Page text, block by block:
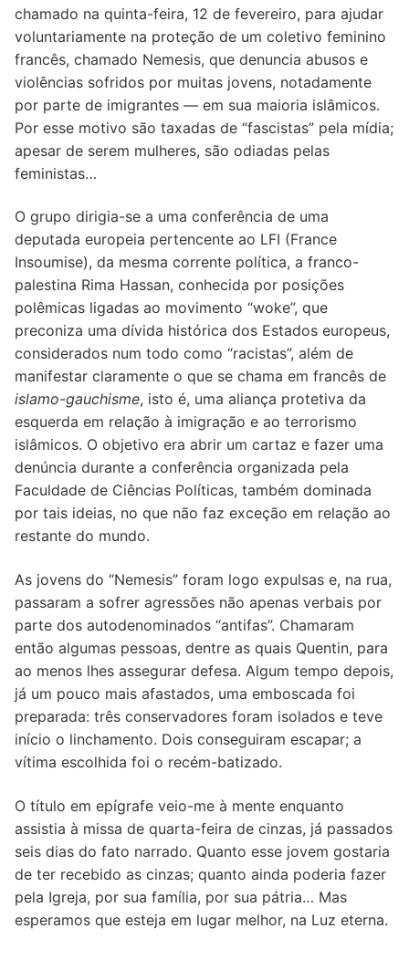
chamado na quinta-feira, 12 de fevereiro, para ajudar
voluntariamente na proteção de um coletivo feminino
francês, chamado Nemesis, que denuncia abusos e
violências sofridos por muitas jovens, notadamente
por parte de imigrantes — em sua maioria islâmicos.
Por esse motivo são taxadas de “fascistas” pela mídia;
apesar de serem mulheres, são odiadas pelas
feministas…
O grupo dirigia-se a uma conferência de uma
deputada europeia pertencente ao LFI (France
Insoumise), da mesma corrente política, a franco-
palestina Rima Hassan, conhecida por posições
polêmicas ligadas ao movimento “woke”, que
preconiza uma dívida histórica dos Estados europeus,
considerados num todo como “racistas”, além de
manifestar claramente o que se chama em francês de
islamo-gauchisme, isto é, uma aliança protetiva da
esquerda em relação à imigração e ao terrorismo
islâmicos. O objetivo era abrir um cartaz e fazer uma
denúncia durante a conferência organizada pela
Faculdade de Ciências Políticas, também dominada
por tais ideias, no que não faz exceção em relação ao
restante do mundo.
As jovens do “Nemesis” foram logo expulsas e, na rua,
passaram a sofrer agressões não apenas verbais por
parte dos autodenominados “antifas”. Chamaram
então algumas pessoas, dentre as quais Quentin, para
ao menos lhes assegurar defesa. Algum tempo depois,
já um pouco mais afastados, uma emboscada foi
preparada: três conservadores foram isolados e teve
início o linchamento. Dois conseguiram escapar; a
vítima escolhida foi o recém-batizado.
O título em epígrafe veio-me à mente enquanto
assistia à missa de quarta-feira de cinzas, já passados
seis dias do fato narrado. Quanto esse jovem gostaria
de ter recebido as cinzas; quanto ainda poderia fazer
pela Igreja, por sua família, por sua pátria… Mas
esperamos que esteja em lugar melhor, na Luz eterna.